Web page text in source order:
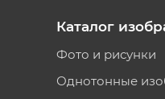
Каталог
Фото и рисунки
Однотонные